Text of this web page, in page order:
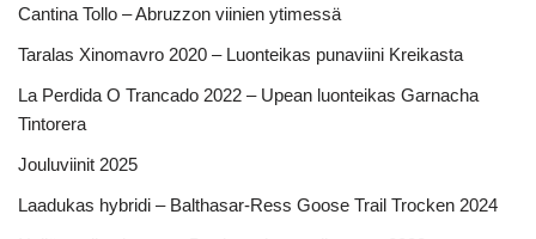
Cantina Tollo – Abruzzon viinien ytimessä
Taralas Xinomavro 2020 – Luonteikas punaviini Kreikasta
La Perdida O Trancado 2022 – Upean luonteikas Garnacha
Tintorera
Jouluviinit 2025
Laadukas hybridi – Balthasar-Ress Goose Trail Trocken 2024